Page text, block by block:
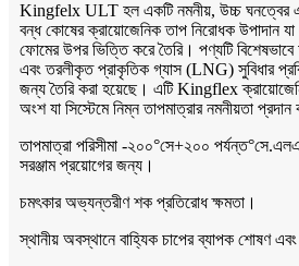
Kingfelx ULT হল একটি নমনীয়, উচ্চ ঘনত্বের
বন্ধ কোষের ক্রায়োজেনিক তাপ নিরোধক উপাদান
ফোমের উপর ভিত্তি করে তৈরি। পণ্যটি বিশেষভাবে
এবং তরলীকৃত প্রাকৃতিক গ্যাস (LNG) সুবিধার
জন্য তৈরি করা হয়েছে। এটি Kingflex
অংশ যা সিস্টেমে নিম্ন তাপমাত্রার নমনীয়তা প্রদান
তাপমাত্রা পরিসীমা -২০০°সে+২০০ পর্যন্ত°সে.
সরঞ্জাম প্রয়োগের জন্য।
চমৎকার অভ্যন্তরীণ শক প্রতিরোধ ক্ষমতা।
স্থানীয় অবস্থানে বাহ্যিক চাপের ব্যাপক শোষণ এবং